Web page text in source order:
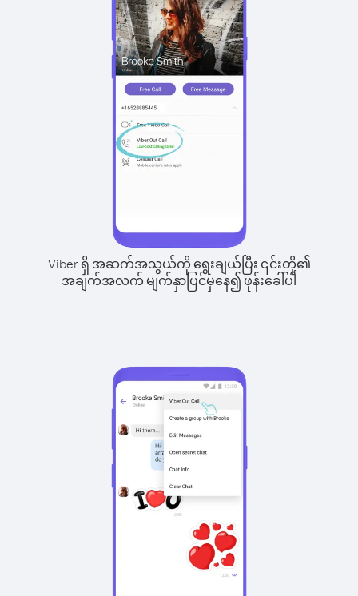
Viber ရှိ အဆက်အသွယ်ကို ရွေးချယ်ပြီး ၎င်းတို့၏
အချက်အလက် မျက်နှာပြင်မှနေ၍ ဖုန်းခေါ်ပါ